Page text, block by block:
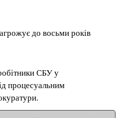
до восьми років
СБУ у
процесуальним